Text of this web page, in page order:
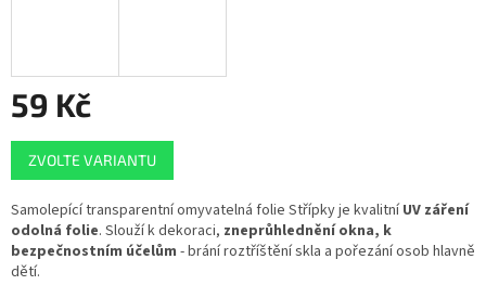
59 Kč
Měrná
cena:
ZVOLTE VARIANTU
Samolepící transparentní omyvatelná folie Střípky je kvalitníUV záření
odolná folie. Slouží k dekoraci, zneprůhlednění okna, k
bezpečnostním účelům - brání roztříštění skla a pořezání osob hlavně
dětí.